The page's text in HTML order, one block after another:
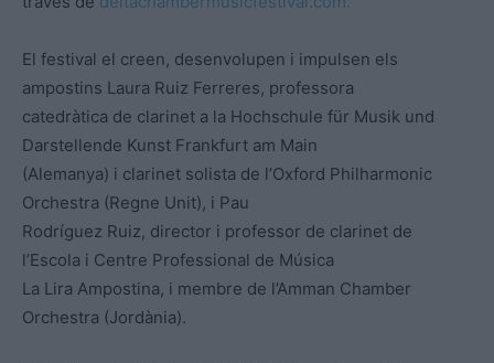
El festival el creen, desenvolupen i impulsen els
ampostins Laura Ruiz Ferreres, professora
catedràtica de clarinet a la Hochschule für Musik und
Darstellende Kunst Frankfurt am Main
(Alemanya) i clarinet solista de l’Oxford Philharmonic
Orchestra (Regne Unit), i Pau
Rodríguez Ruiz, director i professor de clarinet de
l’Escola i Centre Professional de Música
La Lira Ampostina, i membre de l’Amman Chamber
Orchestra (Jordània).